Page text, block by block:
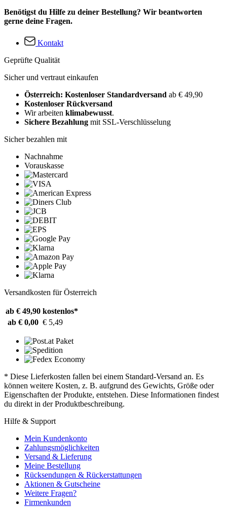
Benötigst du Hilfe zu deiner Bestellung? Wir beantworten
gerne deine Fragen.
Kontakt
Geprüfte Qualität
Sicher und vertraut einkaufen
Österreich: Kostenloser Standardversand ab € 49,90
Kostenloser Rückversand
Wir arbeiten klimabewusst.
Sichere Bezahlung mit SSL-Verschlüsselung
Sicher bezahlen mit
Nachnahme
Vorauskasse
Versandkosten für Österreich
ab € 49,90 kostenlos*
ab € 0,00 € 5,49
* Diese Lieferkosten fallen bei einem Standard-Versand an. Es
können weitere Kosten, z. B. aufgrund des Gewichts, Größe oder
Eigenschaften der Produkte, entstehen. Diese Informationen findest
du direkt in der Produktbeschreibung.
Hilfe & Support
Mein Kundenkonto
Zahlungsmöglichkeiten
Versand & Lieferung
Meine Bestellung
Rücksendungen & Rückerstattungen
Aktionen & Gutscheine
Weitere Fragen?
Firmenkunden